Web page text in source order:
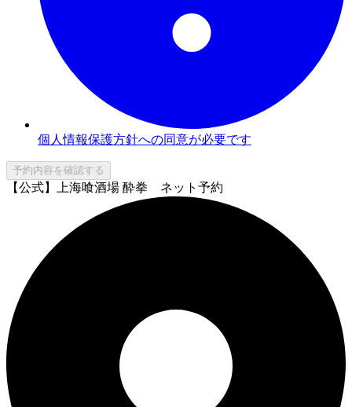
個人情報保護方針への同意が必要です
予約内容を確認する
【公式】上海喰酒場 酔拳 ネット予約